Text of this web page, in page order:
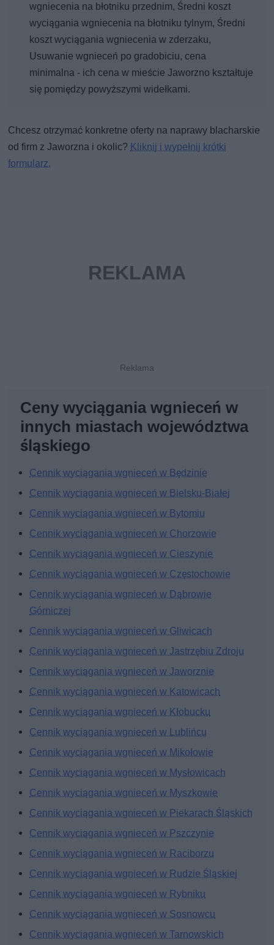
wgniecenia na błotniku przednim, Średni koszt
wyciągania wgniecenia na błotniku tylnym, Średni
koszt wyciągania wgniecenia w zderzaku,
Usuwanie wgnieceń po gradobiciu, cena
minimalna - ich cena w mieście Jaworzno kształtuje
się pomiędzy powyższymi widełkami.
Chcesz otrzymać konkretne oferty na naprawy blacharskie
od firm z Jaworzna i okolic? Kliknij i wypełnij krótki
formularz.
Ceny wyciągania wgnieceń w
innych miastach województwa
śląskiego
Cennik wyciągania wgnieceń w Będzinie
Cennik wyciągania wgnieceń w Bielsku-Białej
Cennik wyciągania wgnieceń w Bytomiu
Cennik wyciągania wgnieceń w Chorzowie
Cennik wyciągania wgnieceń w Cieszynie
Cennik wyciągania wgnieceń w Częstochowie
Cennik wyciągania wgnieceń w Dąbrowie
Górniczej
Cennik wyciągania wgnieceń w Gliwicach
Cennik wyciągania wgnieceń w Jastrzębiu Zdroju
Cennik wyciągania wgnieceń w Jaworznie
Cennik wyciągania wgnieceń w Katowicach
Cennik wyciągania wgnieceń w Kłobucku
Cennik wyciągania wgnieceń w Lublińcu
Cennik wyciągania wgnieceń w Mikołowie
Cennik wyciągania wgnieceń w Mysłowicach
Cennik wyciągania wgnieceń w Myszkowie
Cennik wyciągania wgnieceń w Piekarach Śląskich
Cennik wyciągania wgnieceń w Pszczynie
Cennik wyciągania wgnieceń w Raciborzu
Cennik wyciągania wgnieceń w Rudzie Śląskiej
Cennik wyciągania wgnieceń w Rybniku
Cennik wyciągania wgnieceń w Sosnowcu
Cennik wyciągania wgnieceń w Tarnowskich